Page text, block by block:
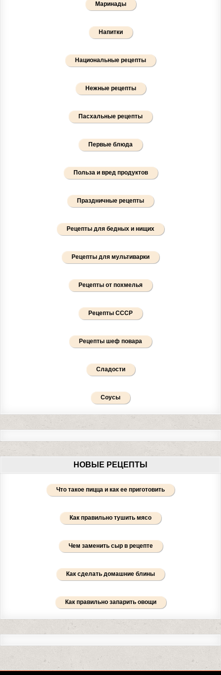
Маринады
Напитки
Национальные рецепты
Нежные рецепты
Пасхальные рецепты
Первые блюда
Польза и вред продуктов
Праздничные рецепты
Рецепты для бедных и нищих
Рецепты для мультиварки
Рецепты от похмелья
Рецепты СССР
Рецепты шеф повара
Сладости
Соусы
НОВЫЕ РЕЦЕПТЫ
Что такое пицца и как ее приготовить
Как правильно тушить мясо
Чем заменить сыр в рецепте
Как сделать домашние блины
Как правильно запарить овощи